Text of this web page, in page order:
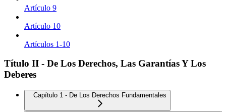
Artículo 9
Artículo 10
Artículos 1-10
Título II - De Los Derechos, Las Garantías Y Los
Deberes
Capítulo 1 - De Los Derechos Fundamentales